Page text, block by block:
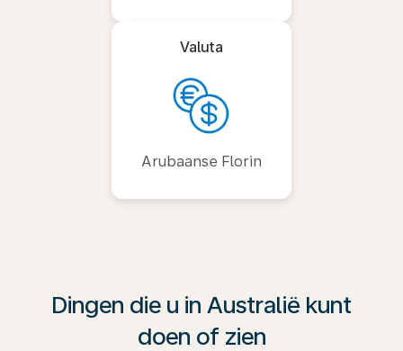
Valuta
Arubaanse Florin
Dingen die u in Australië kunt
doen of zien